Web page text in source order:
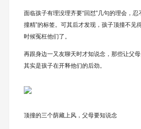
面临孩子有理没理齐要“回怼”几句的理会，忍
撞精”的标签。可其后才发现，孩子顶撞不见
时候冤枉他们了。
再跟身边一又友聊天时才知说念，那些让父母
其实是孩子在开释他们的后劲。
顶撞的三个荫藏上风，父母要知说念